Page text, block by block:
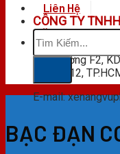
CÔNG TY
VŨ PHONG
F28 Đường F2,
Hiệp, Q.12,
E-mail:
Liên Hệ
Tìm
kiếm:
BẠC ĐẠN